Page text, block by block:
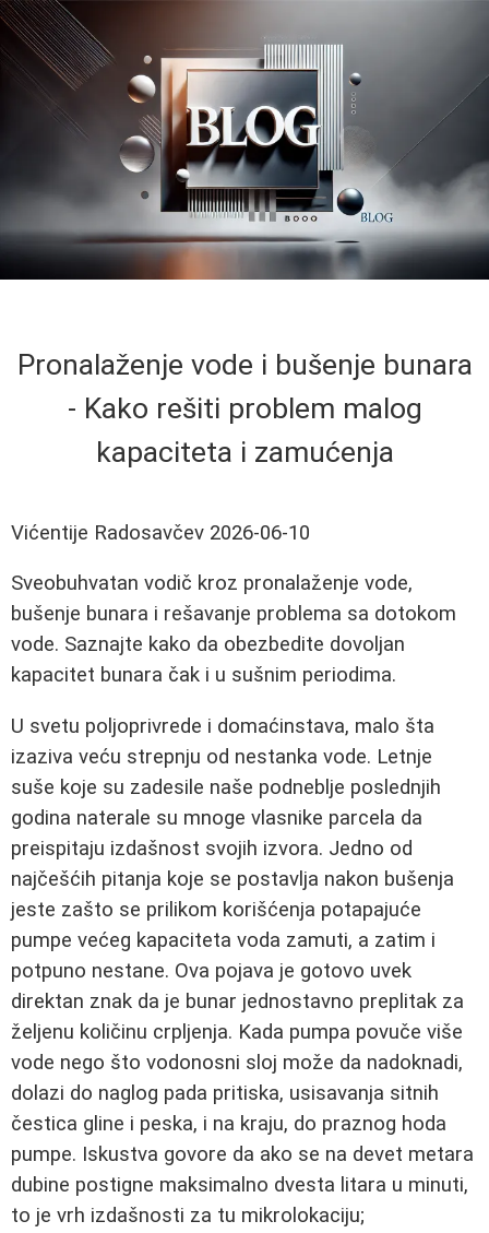
Pronalaženje vode i bušenje bunara
- Kako rešiti problem malog
kapaciteta i zamućenja
Vićentije Radosavčev 2026-06-10
Sveobuhvatan vodič kroz pronalaženje vode,
bušenje bunara i rešavanje problema sa dotokom
vode. Saznajte kako da obezbedite dovoljan
kapacitet bunara čak i u sušnim periodima.
U svetu poljoprivrede i domaćinstava, malo šta
izaziva veću strepnju od nestanka vode. Letnje
suše koje su zadesile naše podneblje poslednjih
godina naterale su mnoge vlasnike parcela da
preispitaju izdašnost svojih izvora. Jedno od
najčešćih pitanja koje se postavlja nakon bušenja
jeste zašto se prilikom korišćenja potapajuće
pumpe većeg kapaciteta voda zamuti, a zatim i
potpuno nestane. Ova pojava je gotovo uvek
direktan znak da je bunar jednostavno preplitak za
željenu količinu crpljenja. Kada pumpa povuče više
vode nego što vodonosni sloj može da nadoknadi,
dolazi do naglog pada pritiska, usisavanja sitnih
čestica gline i peska, i na kraju, do praznog hoda
pumpe. Iskustva govore da ako se na devet metara
dubine postigne maksimalno dvesta litara u minuti,
to je vrh izdašnosti za tu mikrolokaciju;